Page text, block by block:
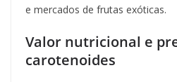
e mercados de frutas exóticas.
Valor nutricional e
carotenoides